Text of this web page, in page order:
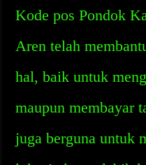
Kode pos Pondok
Aren telah
hal, baik untuk
maupun membayar
juga berguna untuk